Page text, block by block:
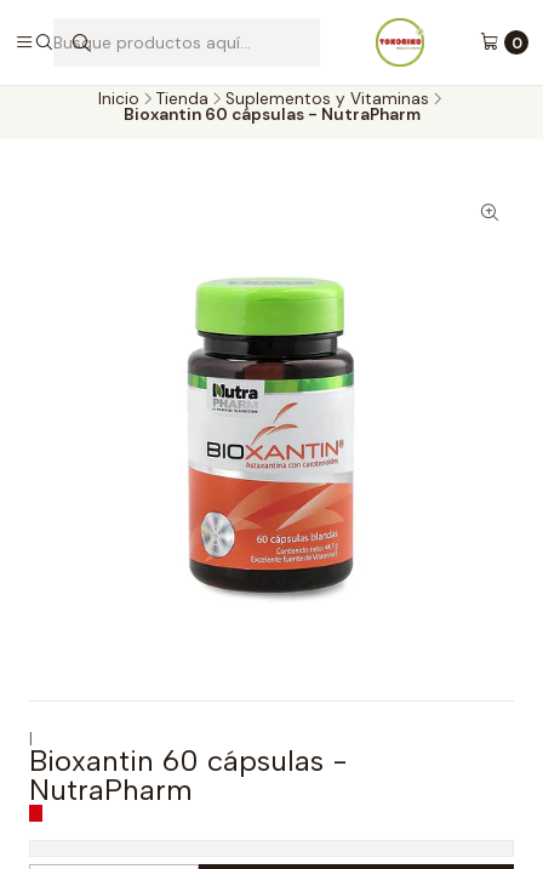
0
Envíos a todo Chile por Blue Express
Inicio Tienda Suplementos y Vitaminas
Bioxantin 60 cápsulas - NutraPharm
|
Bioxantin 60 cápsulas -
NutraPharm